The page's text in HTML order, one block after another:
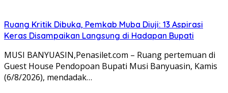
Ruang Kritik Dibuka, Pemkab Muba Diuji: 13 Aspirasi
Keras Disampaikan Langsung di Hadapan Bupati
MUSI BANYUASIN,Penasilet.com – Ruang pertemuan di
Guest House Pendopoan Bupati Musi Banyuasin, Kamis
(6/8/2026), mendadak…